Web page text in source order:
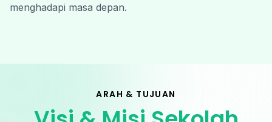
menghadapi masa depan.
ARAH & TUJUAN